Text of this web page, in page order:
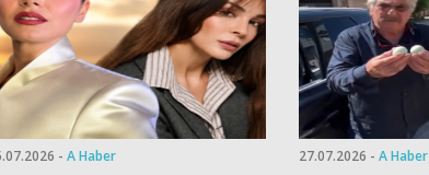
- A Haber 27.07.2026 - A Haber